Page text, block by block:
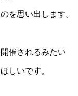
を思い出します。
催されるみたい
しいです。